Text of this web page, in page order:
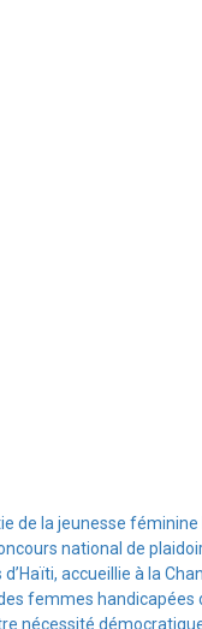
de la jeunesse
national de
d’Haïti, accueillie à la
femmes handicapées
nécessité